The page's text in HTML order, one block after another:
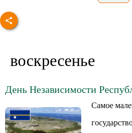
воскресенье
День Независимости
Самое